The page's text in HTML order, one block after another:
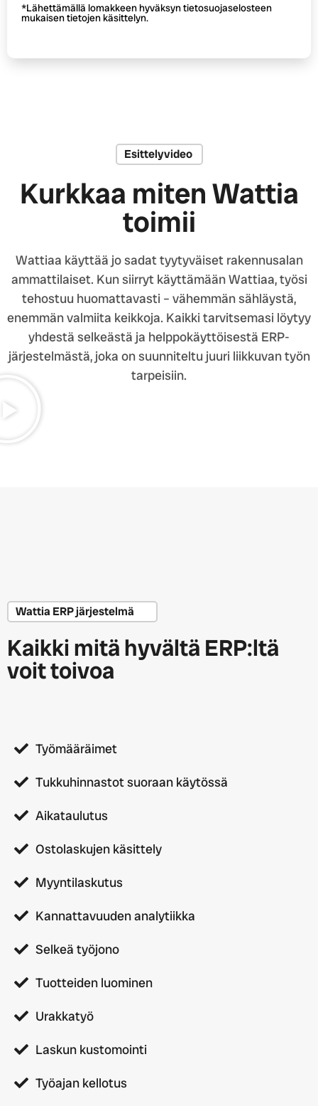
*Lähettämällä lomakkeen hyväksyn tietosuojaselosteen
mukaisen tietojen käsittelyn.
Esittelyvideo
Kurkkaa miten Wattia
toimii
Wattiaa käyttää jo sadat tyytyväiset rakennusalan
ammattilaiset. Kun siirryt käyttämään Wattiaa, työsi
tehostuu huomattavasti – vähemmän sähläystä,
enemmän valmiita keikkoja. Kaikki tarvitsemasi löytyy
yhdestä selkeästä ja helppokäyttöisestä ERP-
järjestelmästä, joka on suunniteltu juuri liikkuvan työn
tarpeisiin.
Wattia ERP järjestelmä
Kaikki mitä hyvältä ERP:ltä
voit toivoa
Työmääräimet
Tukkuhinnastot suoraan käytössä
Aikataulutus
Ostolaskujen käsittely
Myyntilaskutus
Kannattavuuden analytiikka
Selkeä työjono
Tuotteiden luominen
Urakkatyö
Laskun kustomointi
Työajan kellotus